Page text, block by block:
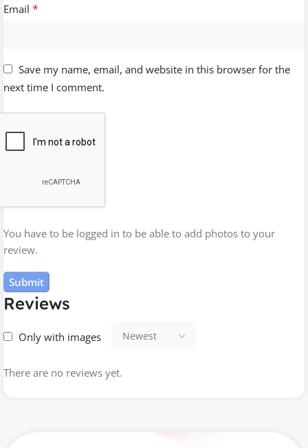
Reviews
Only with images
There are no reviews yet.
Email *
Save my name, email, and website in this browser for the
next time I comment.
You have to be logged in to be able to add photos to your
review.